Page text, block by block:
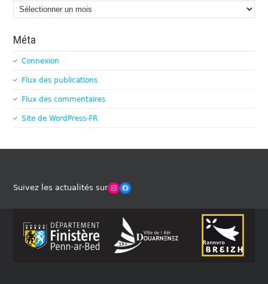
Archives
Méta
Connexion
Flux des publications
Flux des commentaires
Site de WordPress-FR
Suivez les actualités surWinches Club OfficielFacebook